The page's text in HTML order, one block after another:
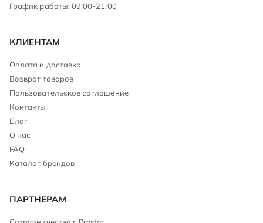
График работы: 09:00-21:00
КЛИЕНТАМ
Оплата и доставка
Возврат товаров
Пользовательское соглашение
Контакты
Блог
О нас
FAQ
Каталог брендов
ПАРТНЕРАМ